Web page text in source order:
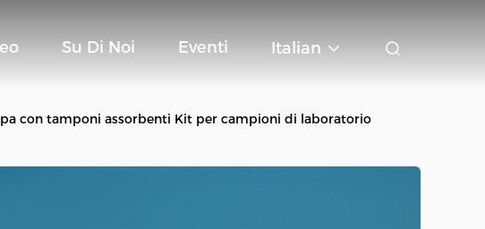
Su Di Noi Eventi Italian
con tamponi assorbenti Kit per campioni di laboratorio